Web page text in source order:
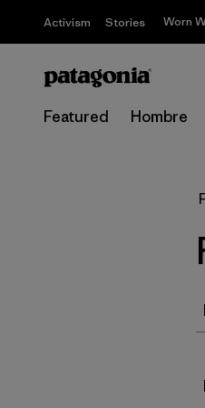
Activism Stories Worn
Featured Hombre